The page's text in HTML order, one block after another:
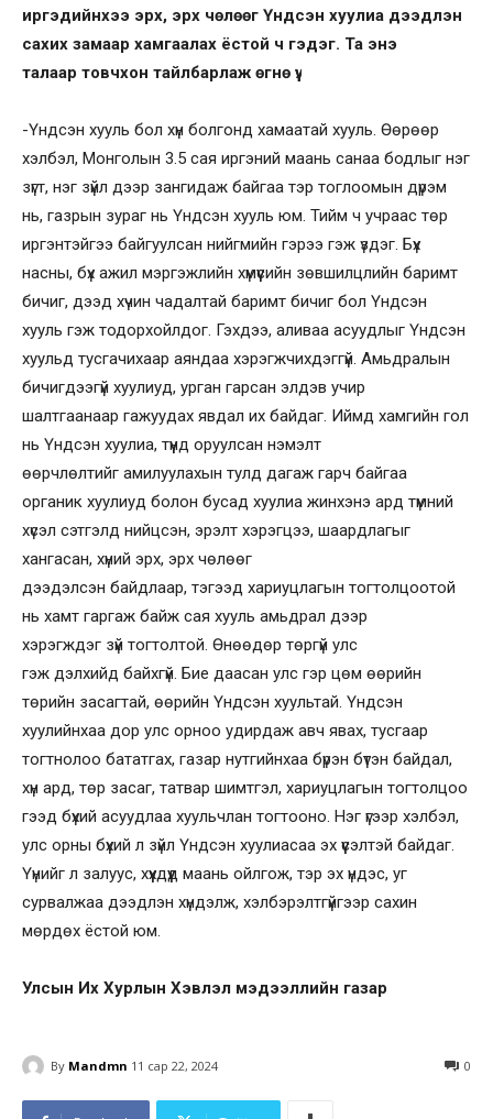
иргэдийнхээ эрх, эрх чөлөөг Үндсэн хуулиа дээдлэн
сахих замаар хамгаалах ёстой ч гэдэг. Та энэ
талаар товчхон тайлбарлаж өгнө үү.
-Үндсэн хууль бол хүн болгонд хамаатай хууль. Өөрөөр
хэлбэл, Монголын 3.5 сая иргэний маань санаа бодлыг нэг
зүгт, нэг зүйл дээр зангидаж байгаа тэр тоглоомын дүрэм
нь, газрын зураг нь Үндсэн хууль юм. Тийм ч учраас төр
иргэнтэйгээ байгуулсан нийгмийн гэрээ гэж үздэг. Бүх
насны, бүх ажил мэргэжлийн хүмүүсийн зөвшилцлийн баримт
бичиг, дээд хүчин чадалтай баримт бичиг бол Үндсэн
хууль гэж тодорхойлдог. Гэхдээ, аливаа асуудлыг Үндсэн
хуульд тусгачихаар аяндаа хэрэгжчихдэггүй. Амьдралын
бичигдээгүй хуулиуд, урган гарсан элдэв учир
шалтгаанаар гажуудах явдал их байдаг. Иймд хамгийн гол
нь Үндсэн хуулиа, түүнд оруулсан нэмэлт
өөрчлөлтийг амилуулахын тулд дагаж гарч байгаа
органик хуулиуд болон бусад хуулиа жинхэнэ ард түмний
хүсэл сэтгэлд нийцсэн, эрэлт хэрэгцээ, шаардлагыг
хангасан, хүний эрх, эрх чөлөөг
дээдэлсэн байдлаар, тэгээд хариуцлагын тогтолцоотой
нь хамт гаргаж байж сая хууль амьдрал дээр
хэрэгждэг зүй тогтолтой. Өнөөдөр төргүй улс
гэж дэлхийд байхгүй. Бие даасан улс гэр цөм өөрийн
төрийн засагтай, өөрийн Үндсэн хуультай. Үндсэн
хуулийнхаа дор улс орноо удирдаж авч явах, тусгаар
тогтнолоо бататгах, газар нутгийнхаа бүрэн бүтэн байдал,
хүн ард, төр засаг, татвар шимтгэл, хариуцлагын тогтолцоо
гээд бүхий асуудлаа хуульчлан тогтооно. Нэг үгээр хэлбэл,
улс орны бүхий л зүйл Үндсэн хуулиасаа эх үүсэлтэй байдаг.
Үүнийг л залуус, хүүхдүүд маань ойлгож, тэр эх үндэс, уг
сурвалжаа дээдлэн хүндэлж, хэлбэрэлтгүйгээр сахин
мөрдөх ёстой юм.
Улсын Их Хурлын Хэвлэл мэдээллийн газар
By Mandmn 11 сар 22, 2024 0